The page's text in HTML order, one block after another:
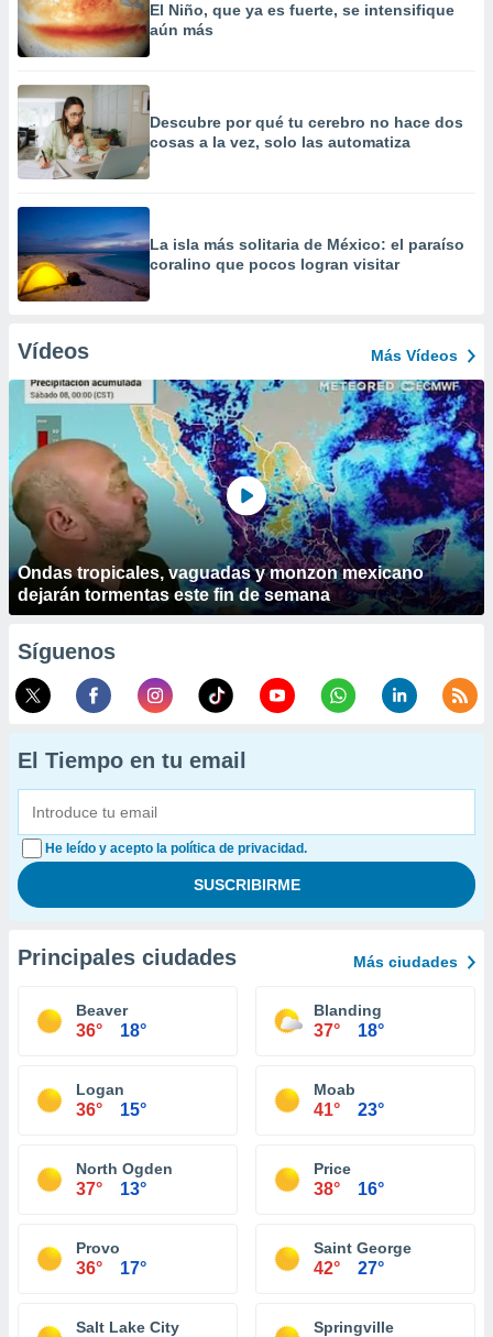
El Niño, que ya es fuerte, se intensifique
aún más
Descubre por qué tu cerebro no hace dos
cosas a la vez, solo las automatiza
La isla más solitaria de México: el paraíso
coralino que pocos logran visitar
Vídeos Más Vídeos
Ondas tropicales, vaguadas y monzon mexicano
dejarán tormentas este fin de semana
Síguenos
El Tiempo en tu email
He leído y acepto la política de privacidad.
Principales ciudades Más ciudades
Beaver
36° 18°
Blanding
37° 18°
Logan
36° 15°
Moab
41° 23°
North Ogden
37° 13°
Price
38° 16°
Provo
36° 17°
Saint George
42° 27°
Salt Lake City Springville